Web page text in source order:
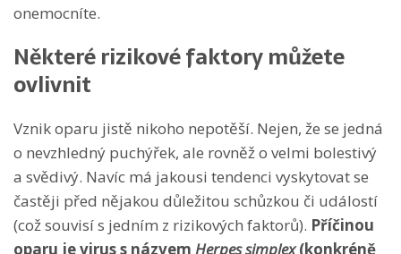
onemocníte.
Některé rizikové faktory můžete
ovlivnit
Vznik oparu jistě nikoho nepotěší. Nejen, že se jedná
o nevzhledný puchýřek, ale rovněž o velmi bolestivý
a svědivý. Navíc má jakousi tendenci vyskytovat se
častěji před nějakou důležitou schůzkou či událostí
(což souvisí s jedním z rizikových faktorů). Příčinou
oparu je virus s názvem Herpes simplex(konkréně